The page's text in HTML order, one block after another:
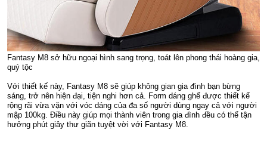
Fantasy M8 sở hữu ngoại hình sang trọng, toát lên phong thái hoàng gia,
quý tộc
Với thiết kế này, Fantasy M8 sẽ giúp không gian gia đình bạn bừng
sáng, trở nên hiện đại, tiện nghi hơn cả. Form dáng ghế được thiết kế
rộng rãi vừa vặn với vóc dáng của đa số người dùng ngay cả với người
mập 100kg. Điều này giúp mọi thành viên trong gia đình đều có thể tận
hưởng phút giây thư giãn tuyệt vời với Fantasy M8.